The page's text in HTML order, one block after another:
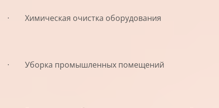
· Химическая очистка оборудования
· Уборка промышленных помещений